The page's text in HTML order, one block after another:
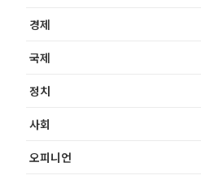
경제
국제
정치
사회
오피니언